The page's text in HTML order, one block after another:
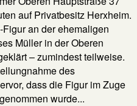
auf Privatbesitz Herxheim.
an der ehemaligen
Müller in der Oberen
– zumindest teilweise.
des
dass die Figur im Zuge
wurde...